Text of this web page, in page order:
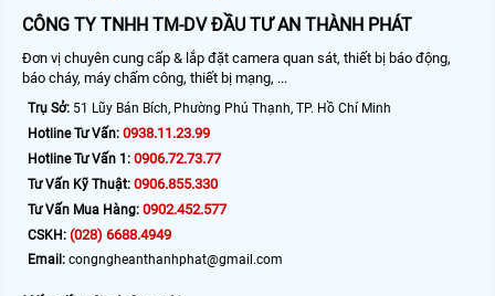
CÔNG TY TNHH TM-DV ĐẦU TƯ AN THÀNH PHÁT
Đơn vị chuyên cung cấp & lắp đặt camera quan sát, thiết bị báo động,
báo cháy, máy chấm công, thiết bị mạng, ...
Trụ Sở: 51 Lũy Bán Bích, Phường Phú Thạnh, TP. Hồ Chí Minh
Hotline Tư Vấn: 0938.11.23.99
Hotline Tư Vấn 1: 0906.72.73.77
Tư Vấn Kỹ Thuật: 0906.855.330
Tư Vấn Mua Hàng: 0902.452.577
CSKH: (028) 6688.4949
Email: congngheanthanhphat@gmail.com